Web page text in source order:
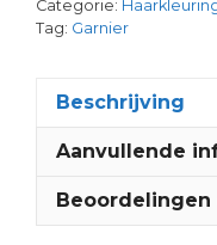
Categorie:
Tag: Garnier
Beschrijving
Aanvullende
Beoordelingen